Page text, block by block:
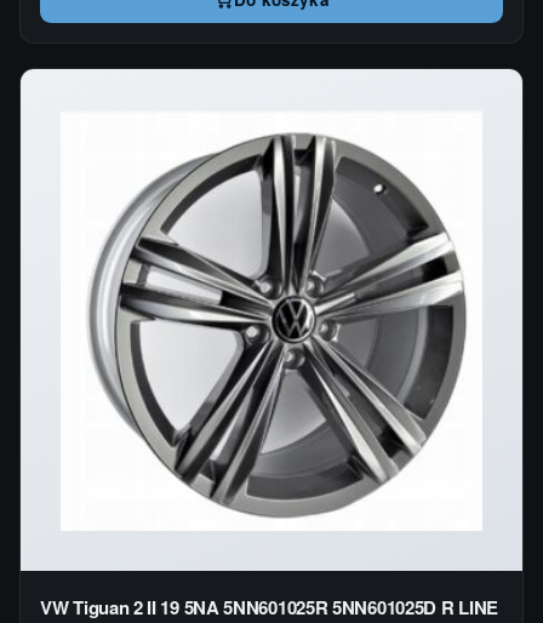
VW Tiguan 2 II 19 5NA 5NN601025R 5NN601025D R LINE